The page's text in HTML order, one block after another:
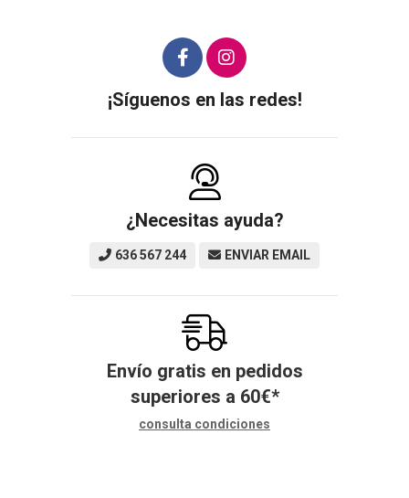
¡Síguenos en las redes!
¿Necesitas ayuda?
636 567 244 ENVIAR EMAIL
Envío gratis en pedidos
superiores a 60€*
consulta condiciones